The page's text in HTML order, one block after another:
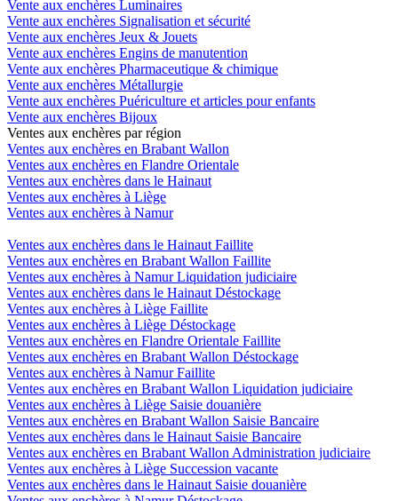
Vente aux enchères Luminaires
Vente aux enchères Signalisation et sécurité
Vente aux enchères Jeux & Jouets
Vente aux enchères Engins de manutention
Vente aux enchères Pharmaceutique & chimique
Vente aux enchères Métallurgie
Vente aux enchères Puériculture et articles pour enfants
Vente aux enchères Bijoux
Ventes aux enchères par région
Ventes aux enchères en Brabant Wallon
Ventes aux enchères en Flandre Orientale
Ventes aux enchères dans le Hainaut
Ventes aux enchères à Liège
Ventes aux enchères à Namur
Ventes aux enchères dans le Hainaut Faillite
Ventes aux enchères en Brabant Wallon Faillite
Ventes aux enchères à Namur Liquidation judiciaire
Ventes aux enchères dans le Hainaut Déstockage
Ventes aux enchères à Liège Faillite
Ventes aux enchères à Liège Déstockage
Ventes aux enchères en Flandre Orientale Faillite
Ventes aux enchères en Brabant Wallon Déstockage
Ventes aux enchères à Namur Faillite
Ventes aux enchères en Brabant Wallon Liquidation judiciaire
Ventes aux enchères à Liège Saisie douanière
Ventes aux enchères en Brabant Wallon Saisie Bancaire
Ventes aux enchères dans le Hainaut Saisie Bancaire
Ventes aux enchères en Brabant Wallon Administration judiciaire
Ventes aux enchères à Liège Succession vacante
Ventes aux enchères dans le Hainaut Saisie douanière